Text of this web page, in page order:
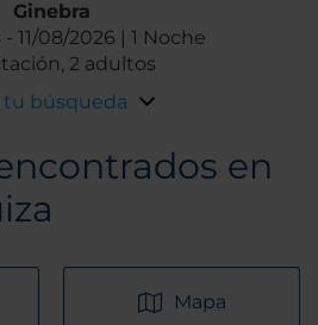
Ginebra
11/08/2026
1 Noche
2 adultos
tu búsqueda
en
Mapa